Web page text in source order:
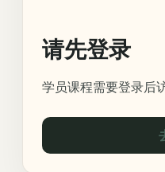
请先登录
学员课程需要登录后